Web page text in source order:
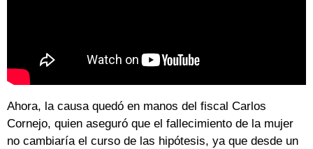
Ahora, la causa quedó en manos del fiscal Carlos
Cornejo, quien aseguró que el fallecimiento de la mujer
no cambiaría el curso de las hipótesis, ya que desde un